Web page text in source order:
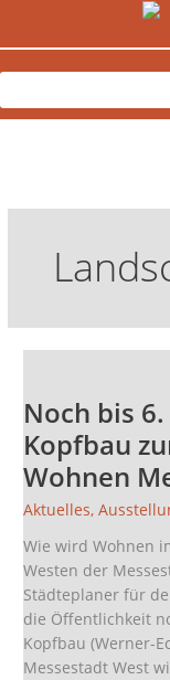
Noch bis
Kopfbau
Wohnen
Aktuelles,
Wie wird Wohnen
Westen der
Städteplaner für
die Öffentlichkeit
Kopfbau (Werner-
Messestadt West
6.
August:
Ausstellung
im
Kopfbau
5.
Bauabschnitt
Wohnen
Messestadt
Riem